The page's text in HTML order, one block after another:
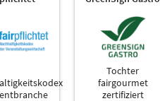
Tochter
fairgourmet
zertifiziert